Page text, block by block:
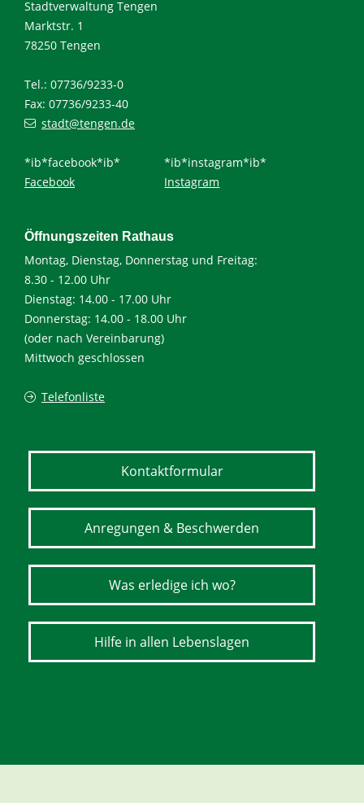
Stadtverwaltung Tengen
Marktstr. 1
78250 Tengen
Tel.: 07736/9233-0
Fax: 07736/9233-40
stadt@tengen.de
*ib*facebook*ib*
Facebook
*ib*instagram*ib*
Instagram
Öffnungszeiten Rathaus
Montag, Dienstag, Donnerstag und Freitag:
8.30 - 12.00 Uhr
Dienstag: 14.00 - 17.00 Uhr
Donnerstag: 14.00 - 18.00 Uhr
(oder nach Vereinbarung)
Mittwoch geschlossen
Telefonliste
Kontaktformular
Anregungen & Beschwerden
Was erledige ich wo?
Hilfe in allen Lebenslagen